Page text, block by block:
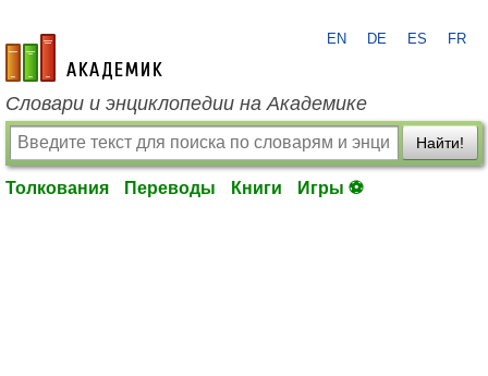
academic.ru
EN DE ES FR
Словари и энциклопедии на Академике
Найти!
Толкования Переводы Книги Игры ⚽